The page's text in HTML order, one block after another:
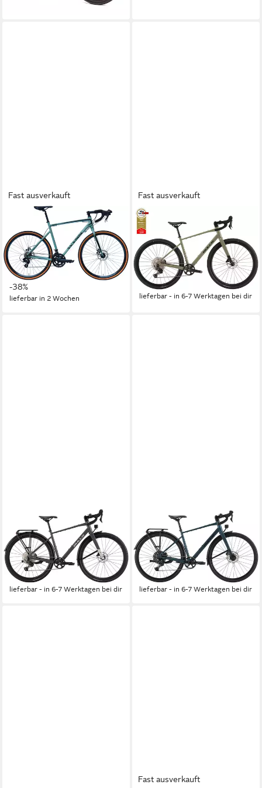
lieferbar - in 5-6 Werktagen bei dir
Fast ausverkauft
Gravelbike GRL3.0, 14 Gang
Shimano Tourney Schaltwerk,
Kettenschaltung
488,20 € UVP 791,95 €
-38%
lieferbar in 2 Wochen
Fast ausverkauft
BULLS
Gravelbike Bulls Grinder 3
grün 2026, 12 Gang
SHIMANO GRX RD-RX822,
Kettenschaltung
1.589,00 €
lieferbar - in 6-7 Werktagen bei dir
Gravelbike Bulls Daily Grinder
3 anthrazit 2026, 12 Gang
SHIMANO GRX RD-RX822,
Kettenschaltung
1.907,00 €
lieferbar - in 6-7 Werktagen bei dir
Gravelbike Bulls Daily Grinder
1 blau 2026, 10 Gang
SHIMANO Cues RD-U6000,
Kettenschaltung
1.483,00 €
lieferbar - in 6-7 Werktagen bei dir
Fast ausverkauft